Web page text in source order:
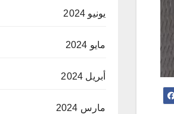
يونيو 2024
مايو 2024
أبريل 2024
مارس 2024